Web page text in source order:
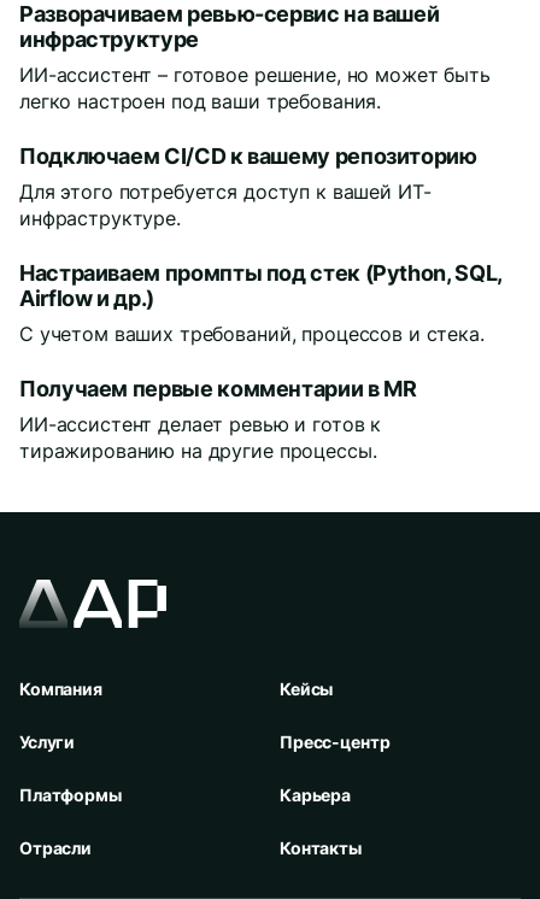
Разворачиваем ревью-сервис на вашей
инфраструктуре
ИИ-ассистент – готовое решение, но может быть
легко настроен под ваши требования.
Подключаем CI/CD к вашему репозиторию
Для этого потребуется доступ к вашей ИТ-
инфраструктуре.
Настраиваем промпты под стек (Python, SQL,
Airflow и др.)
С учетом ваших требований, процессов и стека.
Получаем первые комментарии в MR
ИИ-ассистент делает ревью и готов к
тиражированию на другие процессы.
Компания
Услуги
Платформы
Отрасли
Кейсы
Пресс-центр
Карьера
Контакты